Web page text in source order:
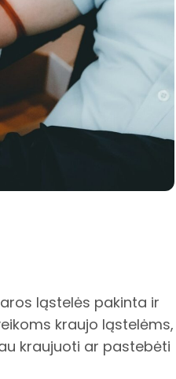
ląstelės pakinta ir
kraujo ląstelėms,
kraujuoti ar pastebėti